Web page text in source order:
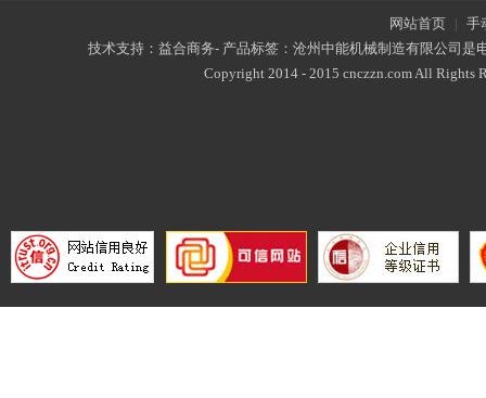
网站首页 | 手
技术支持：益合商务- 产品标签：沧州中能机械制造有限公司是
Copyright 2014 - 2015 cnczzn.com All Rights